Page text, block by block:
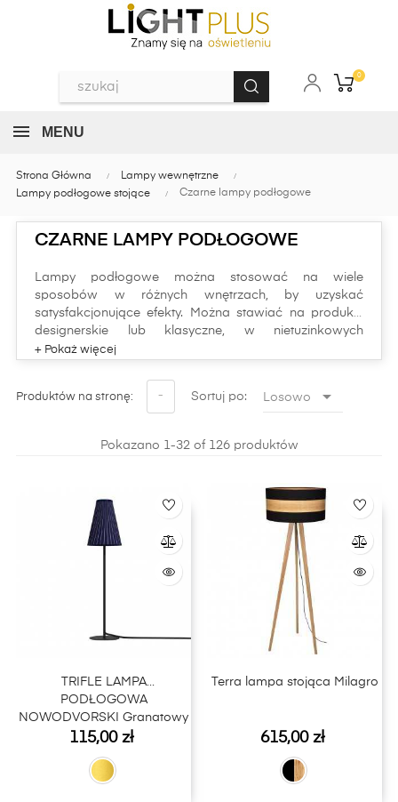
0
MENU
Strona Główna
Lampy wewnętrzne
Lampy podłogowe stojące
Czarne lampy podłogowe
CZARNE LAMPY PODŁOGOWE
Lampy podłogowe można stosować na wiele
sposobów w różnych wnętrzach, by uzyskać
satysfakcjonujące efekty. Można stawiać na produkty
designerskie lub klasyczne, w nietuzinkowych
odcieniach bądź w ponadczasowych wariantach
podłogową? Sprawdź dostępne rozwiązania w
naszym sklepie internetowym LightPlus.
Produktów na stronę: - Sortuj po: Losowo 
Pokazano 1-32 of 126 produktów
TRIFLE LAMPA
PODŁOGOWA
NOWODVORSKI Granatowy
/ Złoty
Cena
115,00 zł
Terra lampa stojąca Milagro
Cena
615,00 zł